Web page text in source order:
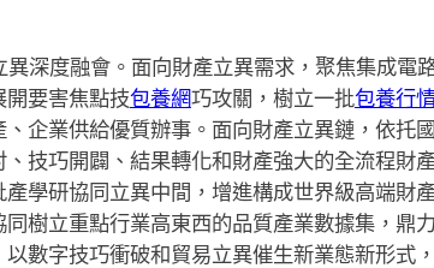
深度融會。面向財產立異需求，聚焦集成電
開要害焦點技包養網巧攻關，樹立一批包養行
企業供給優質辦事。面向財產立異鏈，依托
技巧開闢、結果轉化和財產強大的全流程財
學研協同立異中間，增進構成世界級高端財
樹立重點行業高東西的品質產業數據集，鼎
數字技巧衝破和貿易立異催生新業態新形式